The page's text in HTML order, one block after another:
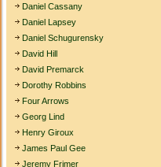
Daniel Cassany
Daniel Lapsey
Daniel Schugurensky
David Hill
David Premarck
Dorothy Robbins
Four Arrows
Georg Lind
Henry Giroux
James Paul Gee
Jeremy Frimer